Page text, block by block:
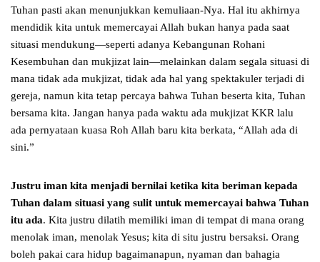
Tuhan pasti akan menunjukkan kemuliaan-Nya. Hal itu akhirnya
mendidik kita untuk memercayai Allah bukan hanya pada saat
situasi mendukung—seperti adanya Kebangunan Rohani
Kesembuhan dan mukjizat lain—melainkan dalam segala situasi di
mana tidak ada mukjizat, tidak ada hal yang spektakuler terjadi di
gereja, namun kita tetap percaya bahwa Tuhan beserta kita, Tuhan
bersama kita. Jangan hanya pada waktu ada mukjizat KKR lalu
ada pernyataan kuasa Roh Allah baru kita berkata, “Allah ada di
sini.”
Justru iman kita menjadi bernilai ketika kita beriman kepada
Tuhan dalam situasi yang sulit untuk memercayai bahwa Tuhan
itu ada. Kita justru dilatih memiliki iman di tempat di mana orang
menolak iman, menolak Yesus; kita di situ justru bersaksi. Orang
boleh pakai cara hidup bagaimanapun, nyaman dan bahagia